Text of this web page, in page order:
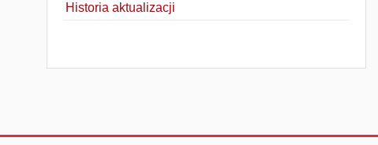
Historia aktualizacji